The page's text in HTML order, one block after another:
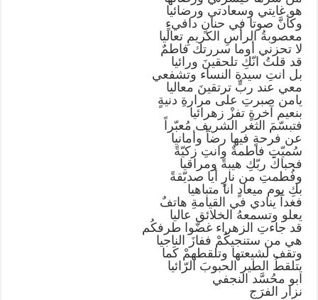
هو غايتي وسعادتي ورضائيا
وكأنَّ صوتا في حنانٍ دافيءٍ
معصوبةُ الرأسِ الكريمِ تعاليا
لا تحزني أوما سررتك فاطمٌ
قد قلتُ انّكِ تلحقينَ ورائيا
بل انتِ سيدة النساء وتشفعي
معي عند ربٍّ ترتقينَ معاليا
يامن صبرتِ على مرارةِ دنيةٍ
بنعيم آخرةٍ تفزْ زهرائيا
فتبسّمَ الثغر الشريف مُعبّراً
عن فرحةٍ فيها رضاً وأمانيا
سُميّتِ فاطمةٌ وانتِ زكيّةً
فحباكَ ربّكِ هيبةً ومراقيا
وفُطمتِ من نارٍ أيا صديّقةً
بكِ يوم ميعادٍ انا متباهيا
فغداً ينادي في القيامةِ هاتفٌ
يعلو وتسمعهُ الخلائق عاليا
قد جاءتِ الزهراء غضّوا طرفكُم
هي من ستنجيكُمْ ففازَ الناجيا
وتقف لشيعتها وتلقطهمْ كَما
يتلقطُ الطير الحبوبَ الرّائيا
ابو محُسَّد النجفي
نزار الفرَج